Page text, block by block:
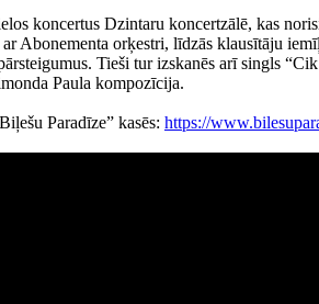
koncertus Dzintaru koncertzālē, kas
Abonementa orķestri, līdzās klausītāju
Tieši tur izskanēs arī singls
Paula kompozīcija.
Paradīze” kasēs: https://